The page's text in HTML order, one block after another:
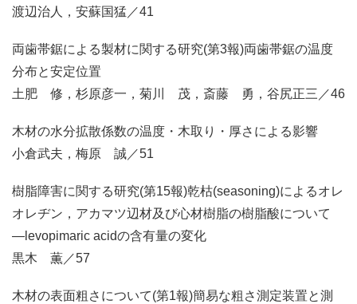
渡辺治人，安蘇国猛／41
両歯帯鋸による製材に関する研究(第3報)両歯帯鋸の温度
分布と安定位置
土肥 修，杉原彦一，菊川 茂，斎藤 勇，谷尻正三／46
木材の水分拡散係数の温度・木取り・厚さによる影響
小倉武夫，梅原 誠／51
樹脂障害に関する研究(第15報)乾枯(seasoning)によるオレ
オレヂン，アカマツ辺材及び心材樹脂の樹脂酸について
―levopimaric acidの含有量の変化
黒木 薫／57
木材の表面粗さについて(第1報)簡易な粗さ測定装置と測